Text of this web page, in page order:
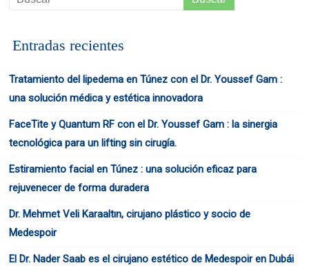
Entradas recientes
Tratamiento del lipedema en Túnez con el Dr. Youssef Gam :
una solución médica y estética innovadora
FaceTite y Quantum RF con el Dr. Youssef Gam : la sinergia
tecnológica para un lifting sin cirugía.
Estiramiento facial en Túnez : una solución eficaz para
rejuvenecer de forma duradera
Dr. Mehmet Veli Karaaltın, cirujano plástico y socio de
Medespoir
El Dr. Nader Saab es el cirujano estético de Medespoir en Dubái